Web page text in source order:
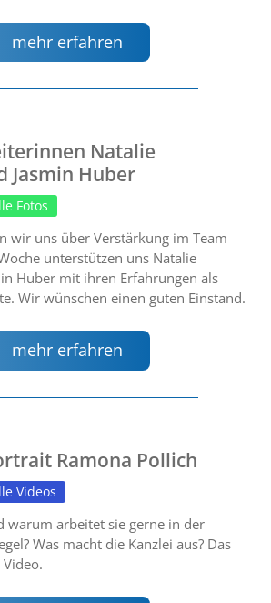
mehr erfahren
Natalie
Jasmin Huber
Fotos
wir uns über Verstärkung im Team
unterstützen uns Natalie
Huber mit ihren Erfahrungen als
Wir wünschen einen guten Einstand.
mehr erfahren
Ramona Pollich
Videos
warum arbeitet sie gerne in der
Was macht die Kanzlei aus? Das